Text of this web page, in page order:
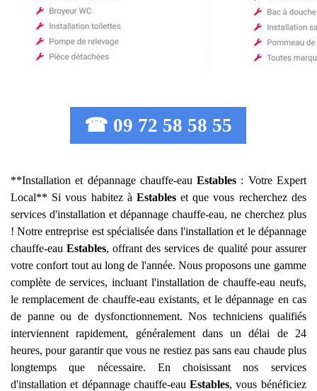
☎ 09 72 58 58 55
**Installation et dépannage chauffe-eau Estables : Votre Expert
Local** Si vous habitez à Estableset que vous recherchez des
services d'installation et dépannage chauffe-eau, ne cherchez plus
! Notre entreprise est spécialisée dans l'installation et le dépannage
chauffe-eauEstables, offrant des services de qualité pour assurer
votre confort tout au long de l'année. Nous proposons une gamme
complète de services, incluant l'installation de chauffe-eau neufs,
le remplacement de chauffe-eau existants, et le dépannage en cas
de panne ou de dysfonctionnement. Nos techniciens qualifiés
interviennent rapidement, généralement dans un délai de 24
heures, pour garantir que vous ne restiez pas sans eau chaude plus
longtemps que nécessaire. En choisissant nos services
d'installation et dépannage chauffe-eauEstables, vous bénéficiez